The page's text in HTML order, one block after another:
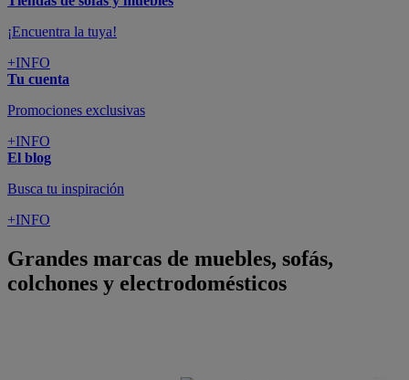
¡Encuentra la tuya!
+INFO
Tu cuenta
Promociones exclusivas
+INFO
El blog
Busca tu inspiración
+INFO
Grandes marcas de muebles, sofás,
colchones y electrodomésticos